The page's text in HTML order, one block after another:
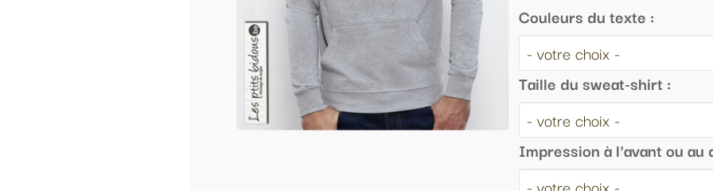
Couleurs du texte :
Taille du sweat-shirt :
Impression à l'avant ou au dos :